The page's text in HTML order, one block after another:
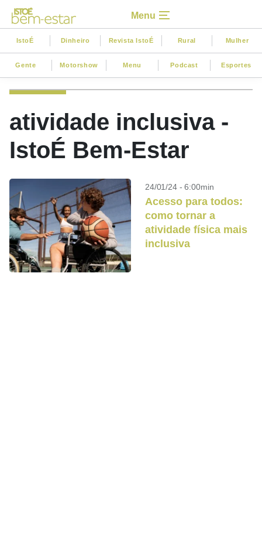
Menu
IstoÉ Dinheiro Revista IstoÉ Rural Mulher
Gente Motorshow Menu Podcast Esportes
atividade inclusiva -
IstoÉ Bem-Estar
24/01/24 - 6:00min
Acesso para todos:
como tornar a
atividade física mais
inclusiva